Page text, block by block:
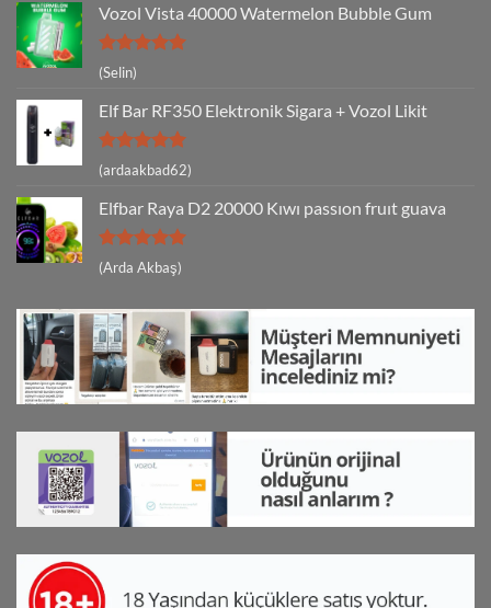
Vozol Vista 40000 Watermelon Bubble Gum
5 üzerinden
5
oy aldı
(Selin)
Elf Bar RF350 Elektronik Sigara + Vozol Likit
5 üzerinden
5
(ardaakbad62)
Elfbar Raya D2 20000 Kıwı passıon fruıt guava
5 üzerinden
5
(Arda Akbaş)